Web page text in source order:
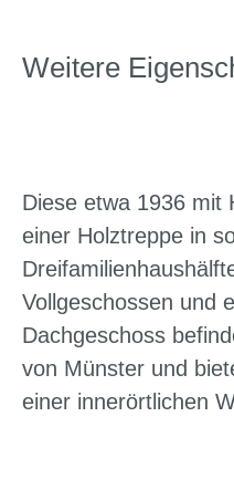
Weitere
Diese etwa 1936 mit
einer Holztreppe in
Vollgeschossen und
Dachgeschoss
von Münster und
einer innerörtlichen